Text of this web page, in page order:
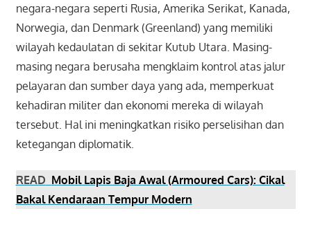
negara-negara seperti Rusia, Amerika Serikat, Kanada,
Norwegia, dan Denmark (Greenland) yang memiliki
wilayah kedaulatan di sekitar Kutub Utara. Masing-
masing negara berusaha mengklaim kontrol atas jalur
pelayaran dan sumber daya yang ada, memperkuat
kehadiran militer dan ekonomi mereka di wilayah
tersebut. Hal ini meningkatkan risiko perselisihan dan
ketegangan diplomatik.
READ Mobil Lapis Baja Awal (Armoured Cars): Cikal
Bakal Kendaraan Tempur Modern